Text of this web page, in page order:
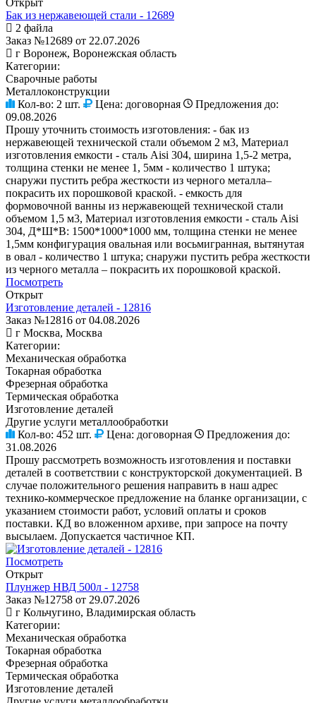
Бак из нержавеющей стали - 12689
2 файла
Заказ №12689 от 22.07.2026
г Воронеж, Воронежская область
Категории:
Сварочные работы
Металлоконструкции
Кол-во: 2 шт. Цена: договорная
Предложения до:
09.08.2026
Прошу уточнить стоимость изготовления: - бак из
нержавеющей технической стали объемом 2 м3, Материал
изготовления емкости - сталь Aisi 304, ширина 1,5-2 метра,
толщина стенки не менее 1, 5мм - количество 1 штука;
снаружи пустить ребра жесткости из черного металла–
покрасить их порошковой краской. - емкость для
формовочной ванны из нержавеющей технической стали
объемом 1,5 м3, Материал изготовления емкости - сталь Aisi
304, Д*Ш*В: 1500*1000*1000 мм, толщина стенки не менее
1,5мм конфигурация овальная или восьмигранная, вытянутая
в овал - количество 1 штука; снаружи пустить ребра жесткости
из черного металла – покрасить их порошковой краской.
Посмотреть
Открыт
Изготовление деталей - 12816
Заказ №12816 от 04.08.2026
г Москва, Москва
Категории:
Механическая обработка
Токарная обработка
Фрезерная обработка
Термическая обработка
Изготовление деталей
Другие услуги металлообработки
Кол-во: 452 шт. Цена: договорная
Предложения до:
31.08.2026
Прошу рассмотреть возможность изготовления и поставки
деталей в соответствии с конструкторской документацией. В
случае положительного решения направить в наш адрес
технико-коммерческое предложение на бланке организации, с
указанием стоимости работ, условий оплаты и сроков
поставки. КД во вложенном архиве, при запросе на почту
высылаем. Допускается частичное КП.
Посмотреть
Открыт
Плунжер НВД 500л - 12758
Заказ №12758 от 29.07.2026
г Кольчугино, Владимирская область
Категории:
Механическая обработка
Токарная обработка
Фрезерная обработка
Термическая обработка
Изготовление деталей